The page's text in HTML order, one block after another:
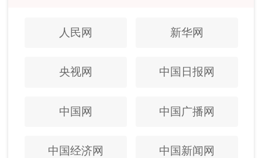
人民网 新华网
央视网 中国日报网
中国网 中国广播网
中国经济网 中国新闻网